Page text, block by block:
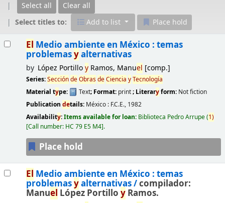
Select all
Clear all
Select titles to:
Add to list Place hold
El Medio ambiente en México : temas
problemasyalternativas
by López PortilloyRamos, Manuel [comp.]
Series:SeccióndeObrasdeCiencia yTecnología
Material type: Text; Format: print; Literaryform: Not fiction
Publication details: México : F.C.E., 1982
Availability:Items available for loan: Biblioteca Pedro Arrupe(1)
Call number: HC 79 E5 M4 .
Place hold
El Medio ambiente en México : temas
problemasyalternativas /compilador:
Manuel López Portillo yRamos.